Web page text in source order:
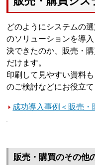
どのようにシステムの
のソリューションを導
決できたのか、販売・
だけます。
印刷して見やすい資料
のご検討などにお役立て
成功導入事例＜販売・
販売・購買のその他